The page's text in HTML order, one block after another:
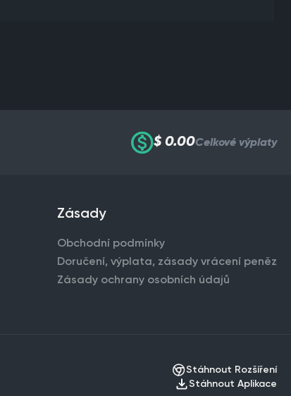
$ 0.00Celkové výplaty
Zásady
Obchodní podmínky
Doručení, výplata, zásady vrácení peněz
Zásady ochrany osobních údajů
Stáhnout Rozšíření
Stáhnout Aplikace